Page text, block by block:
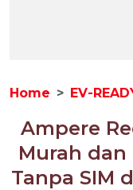
Home EV-
Ampere
Murah dan
Tanpa SIM